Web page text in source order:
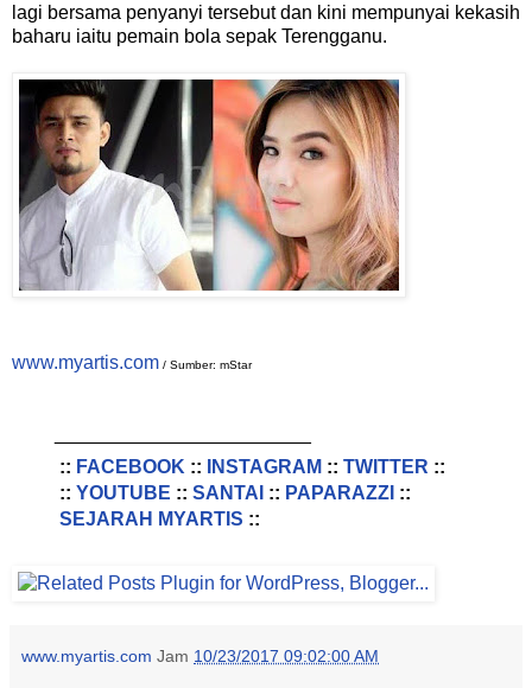
lagi bersama penyanyi tersebut dan kini mempunyai kekasih
baharu iaitu pemain bola sepak Terengganu.
www.myartis.com / Sumber: mStar
:: FACEBOOK:: INSTAGRAM :: TWITTER ::
:: YOUTUBE :: SANTAI :: PAPARAZZI ::
SEJARAH MYARTIS ::
www.myartis.com Jam 10/23/2017 09:02:00 AM